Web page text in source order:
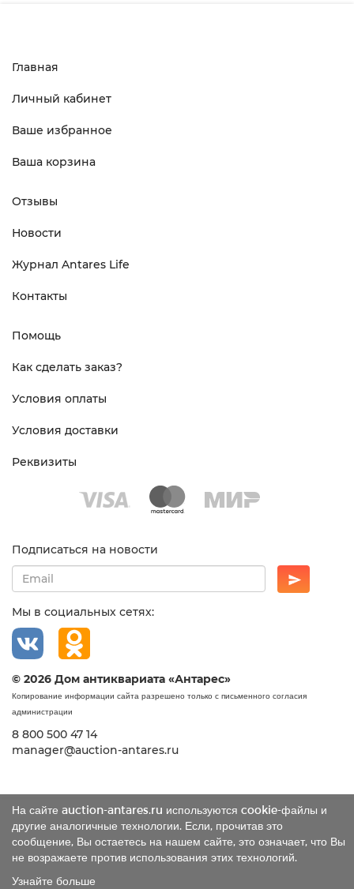
На сайте auction-antares.ru используются cookie-файлы и
другие аналогичные технологии. Если, прочитав это
сообщение, Вы остаетесь на нашем сайте, это означает, что Вы
не возражаете против использования этих технологий.
Узнайте больше
Главная
Личный кабинет
Ваше избранное
Ваша корзина
Отзывы
Новости
Журнал Antares Life
Контакты
Помощь
Как сделать заказ?
Условия оплаты
Условия доставки
Реквизиты
Подписаться на новости
Мы в социальных сетях:
© 2026 Дом антиквариата «Антарес»
Копирование информации сайта разрешено только с письменного согласия
администрации
8 800 500 47 14
manager@auction-antares.ru